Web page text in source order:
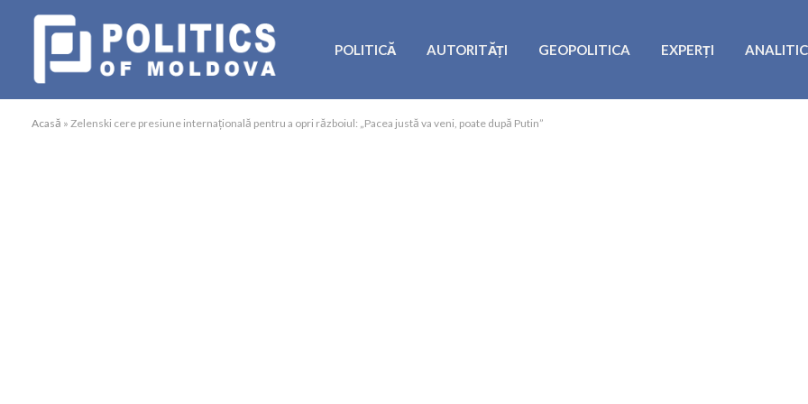
POLITICĂ AUTORITĂȚI GEOPOLITICA EXPERȚI
Acasă » Zelenski cere presiune internațională pentru a opri războiul: „Pacea justă va veni, poate după Putin”